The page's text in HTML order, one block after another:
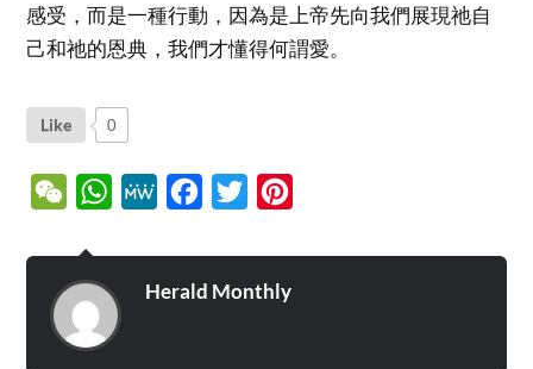
感受，而是一種行動，因為是上帝先向我們展現祂自
己和祂的恩典，我們才懂得何謂愛。
Like 0
WeChatWhatsApp
MeWe Facebook
Twitter
Herald Monthly